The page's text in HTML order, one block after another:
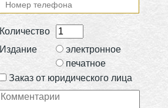
Количество
Издание
электронное
печатное
Заказ от юридического лица